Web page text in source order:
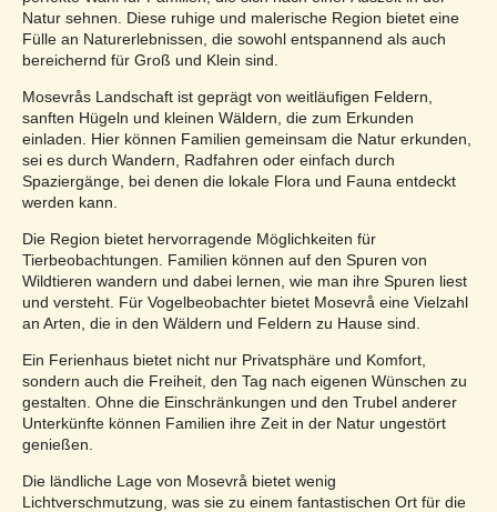
Natur sehnen. Diese ruhige und malerische Region bietet eine
Fülle an Naturerlebnissen, die sowohl entspannend als auch
bereichernd für Groß und Klein sind.
Mosevrås Landschaft ist geprägt von weitläufigen Feldern,
sanften Hügeln und kleinen Wäldern, die zum Erkunden
einladen. Hier können Familien gemeinsam die Natur erkunden,
sei es durch Wandern, Radfahren oder einfach durch
Spaziergänge, bei denen die lokale Flora und Fauna entdeckt
werden kann.
Die Region bietet hervorragende Möglichkeiten für
Tierbeobachtungen. Familien können auf den Spuren von
Wildtieren wandern und dabei lernen, wie man ihre Spuren liest
und versteht. Für Vogelbeobachter bietet Mosevrå eine Vielzahl
an Arten, die in den Wäldern und Feldern zu Hause sind.
Ein Ferienhaus bietet nicht nur Privatsphäre und Komfort,
sondern auch die Freiheit, den Tag nach eigenen Wünschen zu
gestalten. Ohne die Einschränkungen und den Trubel anderer
Unterkünfte können Familien ihre Zeit in der Natur ungestört
genießen.
Die ländliche Lage von Mosevrå bietet wenig
Lichtverschmutzung, was sie zu einem fantastischen Ort für die